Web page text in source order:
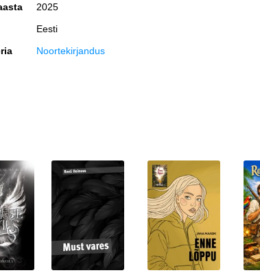
2025
Eesti
Noortekirjandus